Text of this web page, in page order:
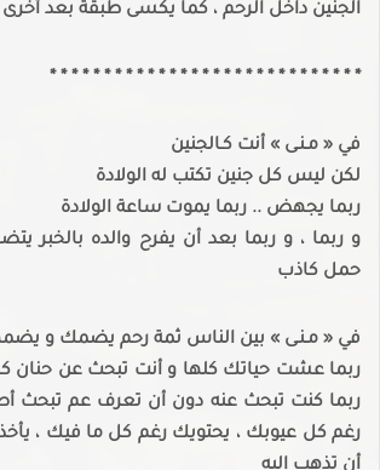
الجنين داخل الرحم ، كما يكسى طبقة بعد
* * * * * * * * * * * * * * * * * * * * * * * * * * * * *
في « مـنـى » أنت كـالجنين
لكن ليس كل جنين تكتب له الولادة
ربما يجهض .. ربما يموت ساعة الولادة
و ربما ، و ربما بعد أن يفرح والده بالخبر
حمل كاذب
في « مـنـى » بين الناس ثمة رحم يضمك و
ربما عشت حياتك كلها و أنت تبحث عن حنان
ربما كنت تبحث عنه دون أن تعرف عم تبحث
رغم كل عيوبك ، يحتويك رغم كل ما فيك ،